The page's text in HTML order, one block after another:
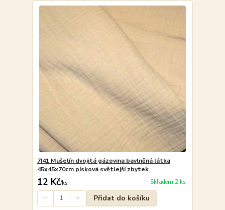
7I41 Mušelín dvojitá gázovina bavlněná látka
45x45x70cm písková světlejší zbytek
12 Kč/ks Skladem 2 ks
Přidat do košíku